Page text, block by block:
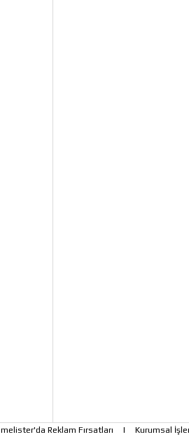
melister'da Reklam Fırsatları | Kurumsal